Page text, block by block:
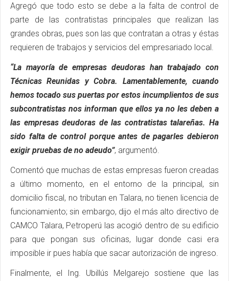
Agregó que todo esto se debe a la falta de control de
parte de las contratistas principales que realizan las
grandes obras, pues son las que contratan a otras y éstas
requieren de trabajos y servicios del empresariado local.
“La mayoría de empresas deudoras han trabajado con
Técnicas Reunidas y Cobra. Lamentablemente, cuando
hemos tocado sus puertas por estos incumplientos de sus
subcontratistas nos informan que ellos ya no les deben a
las empresas deudoras de las contratistas talareñas. Ha
sido falta de control porque antes de pagarles debieron
exigir pruebas de no adeudo”, argumentó.
Comentó que muchas de estas empresas fueron creadas
a último momento, en el entorno de la principal, sin
domicilio fiscal, no tributan en Talara, no tienen licencia de
funcionamiento; sin embargo, dijo el más alto directivo de
CAMCO Talara, Petroperú las acogió dentro de su edificio
para que pongan sus oficinas, lugar donde casi era
imposible ir pues había que sacar autorización de ingreso.
Finalmente, el Ing. Ubillús Melgarejo sostiene que las